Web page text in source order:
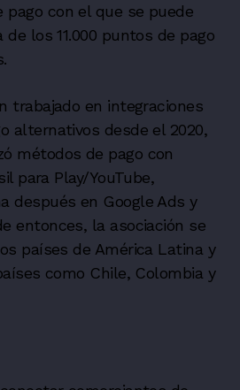
pago con el que se puede
de los 11.000 puntos de pago
trabajado en integraciones
alternativos desde el 2020,
métodos de pago con
para Play/YouTube,
después en Google Ads y
entonces, la asociación se
países de América Latina y
como Chile, Colombia y